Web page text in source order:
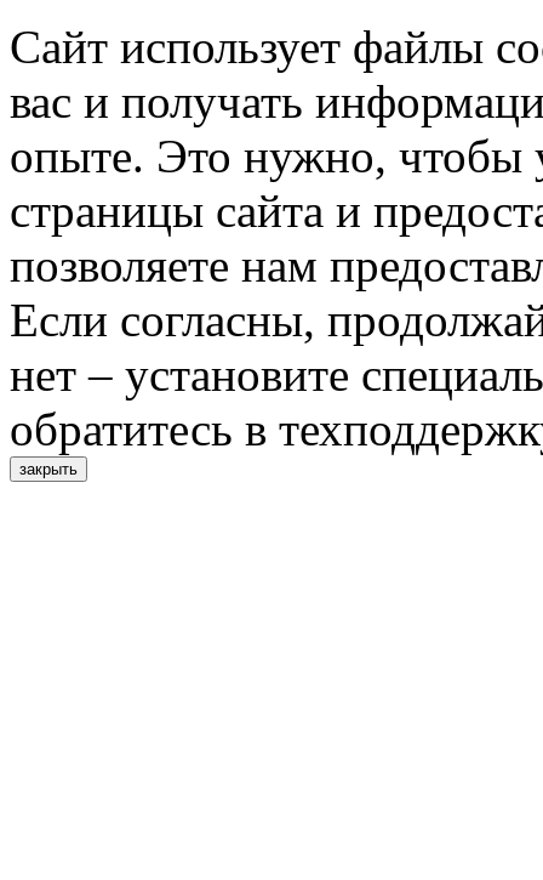
Сайт использует файлы
вас и получать
опыте. Это нужно, чтобы
страницы сайта и
позволяете нам
Если согласны,
нет – установите
обратитесь в
закрыть